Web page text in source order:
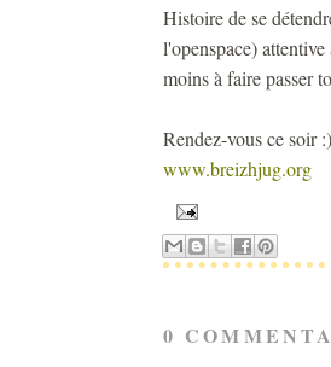
Histoire de se
l'openspace)
moins à faire passer
Rendez-vous ce soir :)
www.breizhjug.org
0